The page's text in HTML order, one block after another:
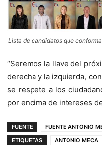
Lista de candidatos que
“Seremos la llave del
derecha y la izquierda,
se respete a los
por encima de intereses
FUENTE
FUENTE ANTONIO
ETIQUETAS
ANTONIO MECA